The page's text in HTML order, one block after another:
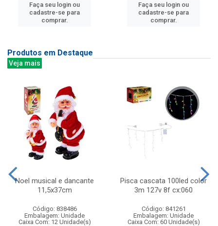
Faça seu login ou
cadastre-se para
comprar.
Faça seu login ou
cadastre-se para
comprar.
Produtos em Destaque
Veja mais
Noel musical e dancante
11,5x37cm
Código: 838486
Embalagem: Unidade
Caixa Com: 12 Unidade(s)
Pisca cascata 100led color
3m 127v 8f cx:060
Código: 841261
Embalagem: Unidade
Caixa Com: 60 Unidade(s)